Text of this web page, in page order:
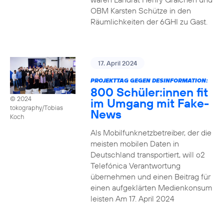
OBM Karsten Schütze in den
Räumlichkeiten der 6GHI zu Gast.
© 2024
tokography/Tobias
Koch
17. April 2024
PROJEKTTAG GEGEN DESINFORMATION:
800 Schüler:innen fit
im Umgang mit Fake-
News
Als Mobilfunknetzbetreiber, der die
meisten mobilen Daten in
Deutschland transportiert, will o2
Telefónica Verantwortung
übernehmen und einen Beitrag für
einen aufgeklärten Medienkonsum
leisten Am 17. April 2024